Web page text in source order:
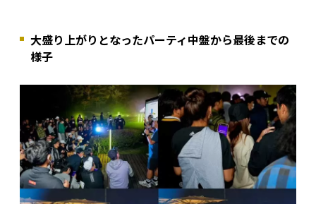
大盛り上がりとなったパーティ中盤から最後までの
様子